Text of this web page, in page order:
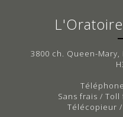
3800 ch. Queen-Mary,
Sans frais / Toll
Télécopieur /